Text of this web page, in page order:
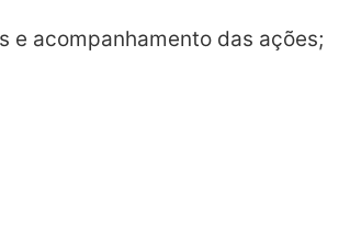
acompanhamento das ações;